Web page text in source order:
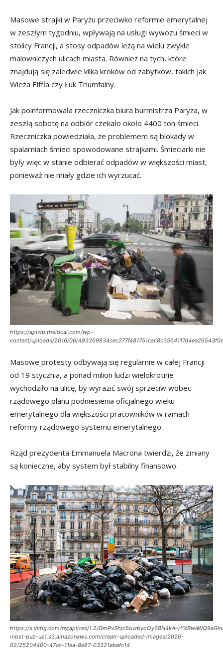
Masowe strajki w Paryżu przeciwko reformie emerytalnej
w zeszłym tygodniu, wpływają na usługi wywozu śmieci w
stolicy Francji, a stosy odpadów leżą na wielu zwykle
malowniczych ulicach miasta. Również na tych, które
znajdują się zaledwie kilka kroków od zabytków, takich jak
Wieża Eiffla czy Łuk Triumfalny.
Jak poinformowała rzeczniczka biura burmistrza Paryża, w
zeszłą sobotę na odbiór czekało około 4400 ton śmieci.
Rzeczniczka powiedziała, że problemem są blokady w
spalarniach śmieci spowodowane strajkami. Śmieciarki nie
były więc w stanie odbierać odpadów w większości miast,
ponieważ nie miały gdzie ich wyrzucać.
https://apiwp.thelocal.com/wp-
content/uploads/2016/06/
Masowe protesty odbywają się regularnie w całej Francji
od 19 stycznia, a ponad milion ludzi wielokrotnie
wychodziło na ulicę, by wyrazić swój sprzeciw wobec
rządowego planu podniesienia oficjalnego wieku
emerytalnego dla większości pracowników w ramach
reformy rządowego systemu emerytalnego.
Rząd prezydenta Emmanuela Macrona twierdzi, że zmiany
są konieczne, aby system był stabilny finansowo.
https://s.yimg.com/ny/api/res/1.2/GmPvShjc6owbyoQy68N4kA–/
mbst-pub-ue1.s3.amazonaws.com/creatr-uploaded-images/2020-
02/25204400-47ac-11ea-8e87-03321ebefc14